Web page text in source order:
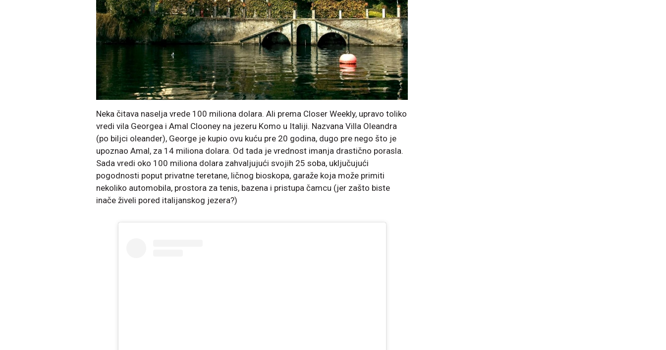
Neka čitava naselja vrede 100 miliona dolara. Ali prema Closer Weekly, upravo toliko
vredi vila Georgea i Amal Clooney na jezeru Komo u Italiji. Nazvana Villa Oleandra
(po biljci oleander), George je kupio ovu kuću pre 20 godina, dugo pre nego što je
upoznao Amal, za 14 miliona dolara. Od tada je vrednost imanja drastično porasla.
Sada vredi oko 100 miliona dolara zahvaljujući svojih 25 soba, uključujući
pogodnosti poput privatne teretane, ličnog bioskopa, garaže koja može primiti
nekoliko automobila, prostora za tenis, bazena i pristupa čamcu (jer zašto biste
inače živeli pored italijanskog jezera?)